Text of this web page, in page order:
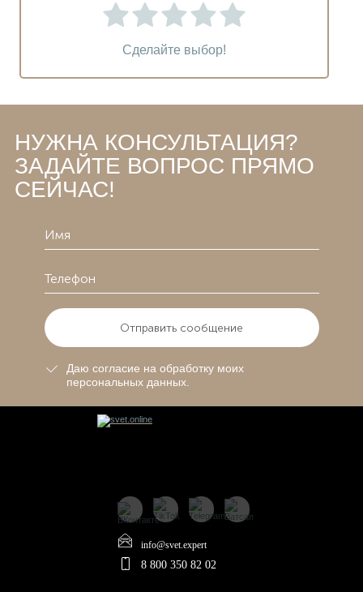
Сделайте выбор!
НУЖНА КОНСУЛЬТАЦИЯ?
ЗАДАЙТЕ ВОПРОС ПРЯМО
СЕЙЧАС!
Отправить сообщение
Даю согласие на обработку моих
персональных данных.
info@svet.expert
8 800 350 82 02